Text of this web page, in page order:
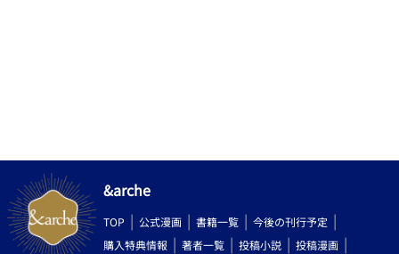
&arche
TOP 公式漫画 書籍一覧
今後の刊行予定
購入特典情報
著者一覧 投稿小説 投稿漫画